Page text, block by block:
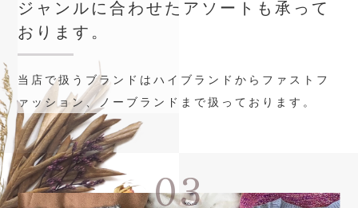
ジャンルに合わせたアソートも承って
おります。
当店で扱うブランドはハイブランドからファストフ
ァッション、ノーブランドまで扱っております。
03